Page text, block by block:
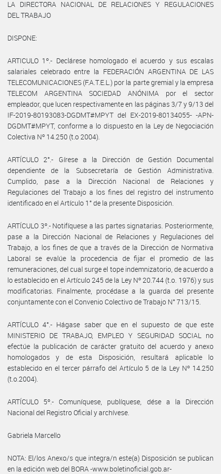
LA DIRECTORA NACIONAL DE RELACIONES Y REGULACIONES
DEL TRABAJO
DISPONE:
ARTICULO 1º.- Declárese homologado el acuerdo y sus escalas
salariales celebrado entre la FEDERACIÓN ARGENTINA DE LAS
TELECOMUNICACIONES (F.A.T.E.L.) por la parte gremial y la empresa
TELECOM ARGENTINA SOCIEDAD ANÓNIMA por el sector
empleador, que lucen respectivamente en las páginas 3/7 y 9/13 del
IF-2019-80193083-DGDMT#MPYT del EX-2019-80134055- -APN-
DGDMT#MPYT, conforme a lo dispuesto en la Ley de Negociación
Colectiva Nº 14.250 (t.o 2004).
ARTÍCULO 2°.- Gírese a la Dirección de Gestión Documental
dependiente de la Subsecretaría de Gestión Administrativa.
Cumplido, pase a la Dirección Nacional de Relaciones y
Regulaciones del Trabajo a los fines del registro del instrumento
identificado en el Artículo 1° de la presente Disposición.
ARTÍCULO 3º.- Notifíquese a las partes signatarias. Posteriormente,
pase a la Dirección Nacional de Relaciones y Regulaciones del
Trabajo, a los fines de que a través de la Dirección de Normativa
Laboral se evalúe la procedencia de fijar el promedio de las
remuneraciones, del cual surge el tope indemnizatorio, de acuerdo a
lo establecido en el Artículo 245 de la Ley Nº 20.744 (t.o. 1976) y sus
modificatorias. Finalmente, procédase a la guarda del presente
conjuntamente con el Convenio Colectivo de Trabajo N° 713/15.
ARTÍCULO 4°.- Hágase saber que en el supuesto de que este
MINISTERIO DE TRABAJO, EMPLEO Y SEGURIDAD SOCIAL no
efectúe la publicación de carácter gratuito del acuerdo y anexo
homologados y de esta Disposición, resultará aplicable lo
establecido en el tercer párrafo del Artículo 5 de la Ley Nº 14.250
(t.o.2004).
ARTÍCULO 5º.- Comuníquese, publíquese, dése a la Dirección
Nacional del Registro Oficial y archívese.
Gabriela Marcello
NOTA: El/los Anexo/s que integra/n este(a) Disposición se publican
en la edición web del BORA -www.boletinoficial.gob.ar-